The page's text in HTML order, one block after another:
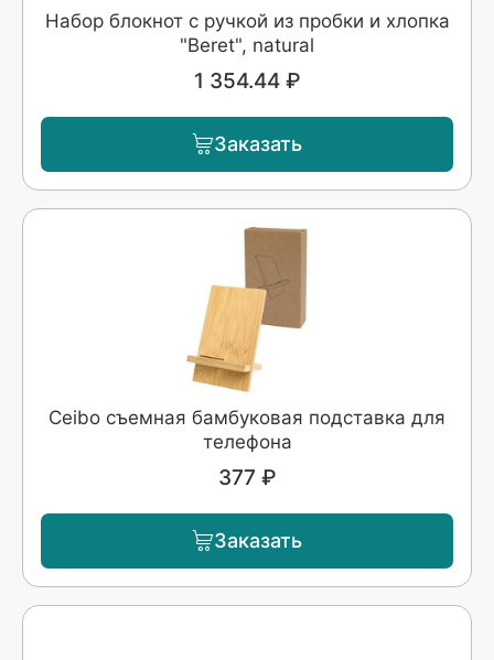
Набор блокнот с ручкой из пробки и хлопка
"Beret", natural
1 354.44 ₽
Заказать
Ceibo съемная бамбуковая подставка для
телефона
377 ₽
Заказать